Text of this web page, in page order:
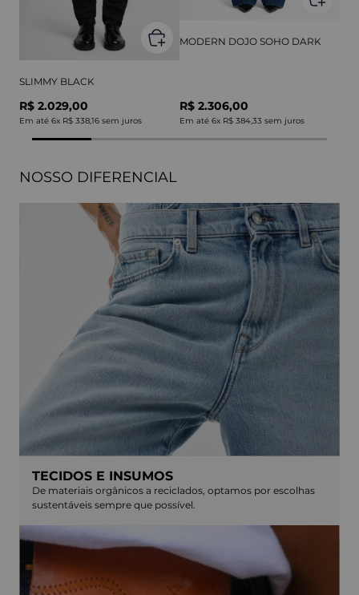
SLIMMY BLACK
R$ 2.029,00
Em até 6x R$ 338,16 sem juros
MODERN DOJO SOHO DARK
R$ 2.306,00
Em até 6x R$ 384,33 sem juros
NOSSO DIFERENCIAL
TECIDOS E INSUMOS
De materiais orgânicos a reciclados, optamos por escolhas
sustentáveis sempre que possível.